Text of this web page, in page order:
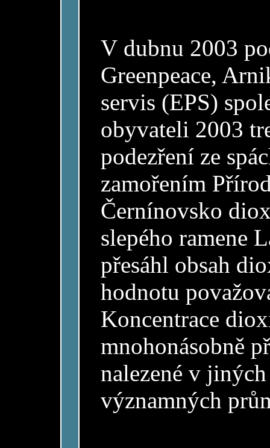
V dubnu 2003
Greenpeace,
servis (EPS)
obyvateli 2003
podezření ze
zamořením
Černínovsko
slepého ramene
přesáhl obsah
hodnotu
Koncentrace
mnohonásobně
nalezené v
významných